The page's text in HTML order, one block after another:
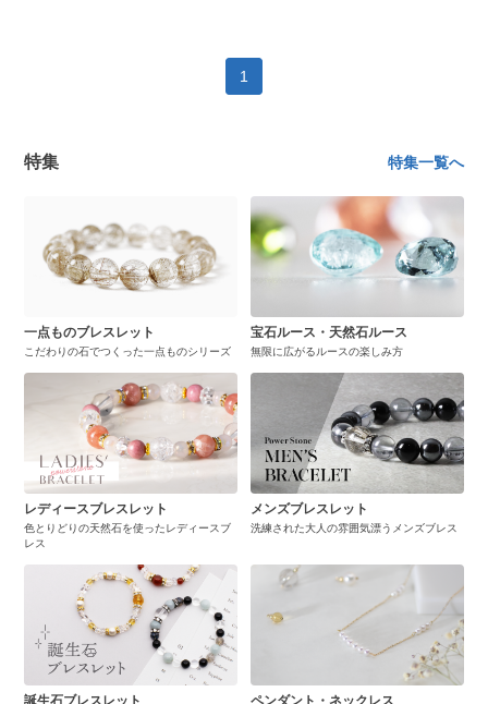
1
特集 特集一覧へ
一点ものブレスレット
こだわりの石でつくった一点ものシリーズ
宝石ルース・天然石ルース
無限に広がるルースの楽しみ方
レディースブレスレット
色とりどりの天然石を使ったレディースブ
レス
メンズブレスレット
洗練された大人の雰囲気漂うメンズブレス
誕生石ブレスレット ペンダント・ネックレス